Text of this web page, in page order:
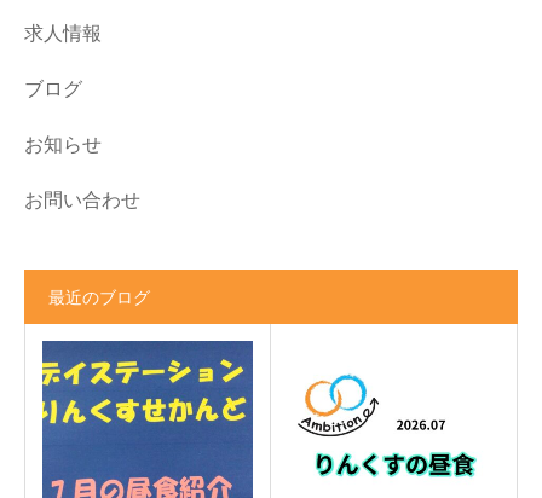
求人情報
ブログ
お知らせ
お問い合わせ
最近のブログ